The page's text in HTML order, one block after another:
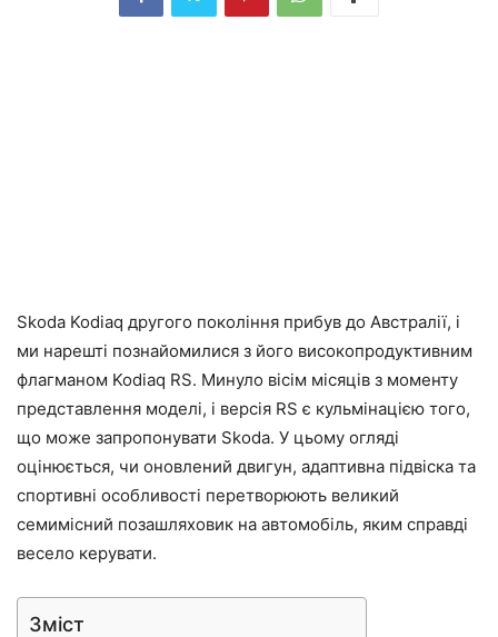
Skoda Kodiaq другого покоління прибув до Австралії, і
ми нарешті познайомилися з його високопродуктивним
флагманом Kodiaq RS. Минуло вісім місяців з моменту
представлення моделі, і версія RS є кульмінацією того,
що може запропонувати Skoda. У цьому огляді
оцінюється, чи оновлений двигун, адаптивна підвіска та
спортивні особливості перетворюють великий
семимісний позашляховик на автомобіль, яким справді
весело керувати.
Зміст